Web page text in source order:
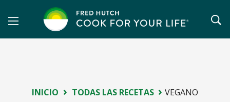
INICIO › TODAS LAS RECETAS › VEGANO